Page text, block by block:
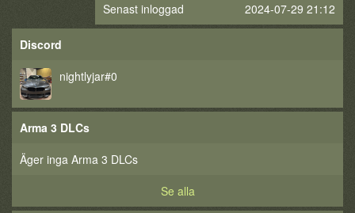
Senast inloggad
2024-07-29 21:12
Discord
nightlyjar#0
Arma 3 DLCs
Äger inga Arma 3 DLCs
Se alla